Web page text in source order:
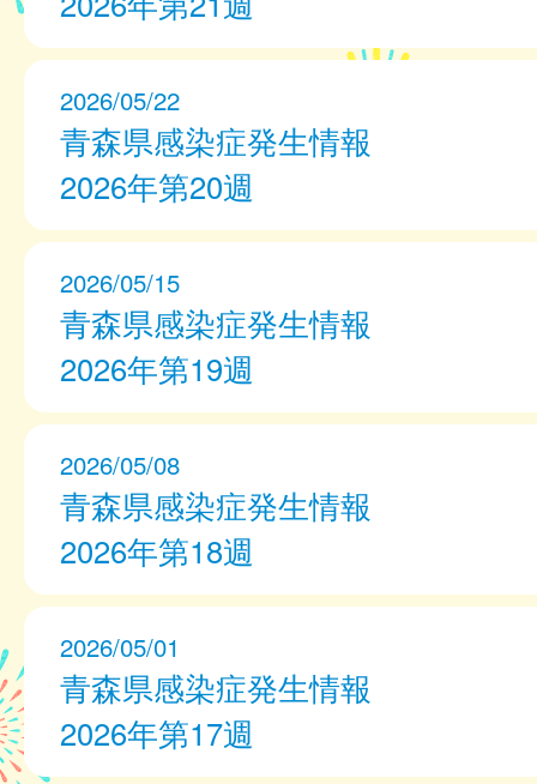
2026/05/22
青森県感染症発生情報
2026年第20週
2026/05/15
青森県感染症発生情報
2026年第19週
2026/05/08
青森県感染症発生情報
2026年第18週
2026/05/01
青森県感染症発生情報
2026年第17週